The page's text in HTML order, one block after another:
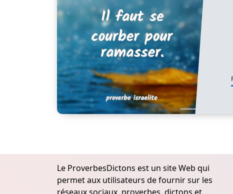
Le ProverbesDictons est un site Web qui
permet aux utilisateurs de fournir sur les